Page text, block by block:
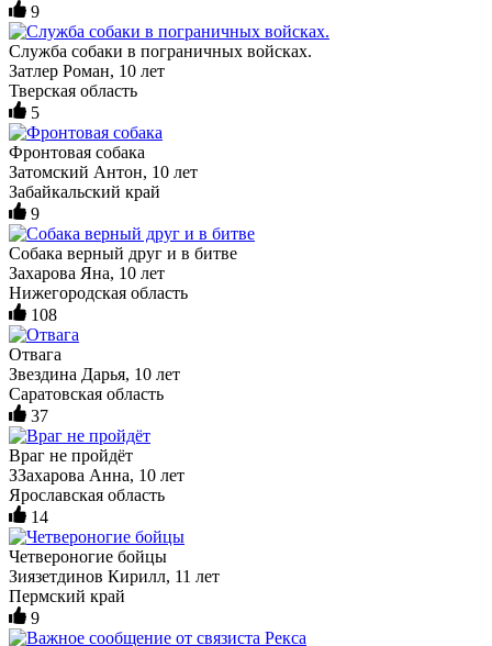
9
Служба собаки в пограничных войсках.
Затлер Роман, 10 лет
Тверская область
5
Фронтовая собака
Затомский Антон, 10 лет
Забайкальский край
9
Собака верный друг и в битве
Захарова Яна, 10 лет
Нижегородская область
108
Отвага
Звездина Дарья, 10 лет
Саратовская область
37
Враг не пройдёт
ЗЗахарова Анна, 10 лет
Ярославская область
14
Четвероногие бойцы
Зиязетдинов Кирилл, 11 лет
Пермский край
9